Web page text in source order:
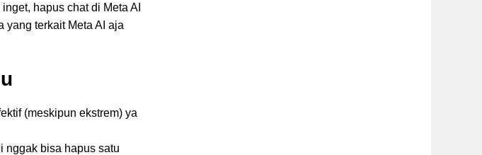
hapus chat di Meta AI
yang terkait Meta AI aja
(meskipun ekstrem) ya
nggak bisa hapus satu